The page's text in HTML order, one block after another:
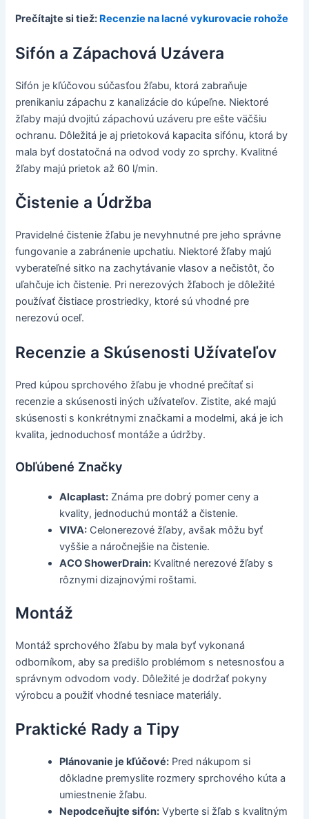
Prečítajte si tiež: Recenzie na lacné vykurovacie rohože
Sifón a Zápachová Uzávera
Sifón je kľúčovou súčasťou žľabu, ktorá zabraňuje
prenikaniu zápachu z kanalizácie do kúpeľne. Niektoré
žľaby majú dvojitú zápachovú uzáveru pre ešte väčšiu
ochranu. Dôležitá je aj prietoková kapacita sifónu, ktorá by
mala byť dostatočná na odvod vody zo sprchy. Kvalitné
žľaby majú prietok až 60 l/min.
Čistenie a Údržba
Pravidelné čistenie žľabu je nevyhnutné pre jeho správne
fungovanie a zabránenie upchatiu. Niektoré žľaby majú
vyberateľné sitko na zachytávanie vlasov a nečistôt, čo
uľahčuje ich čistenie. Pri nerezových žľaboch je dôležité
používať čistiace prostriedky, ktoré sú vhodné pre
nerezovú oceľ.
Recenzie a Skúsenosti Užívateľov
Pred kúpou sprchového žľabu je vhodné prečítať si
recenzie a skúsenosti iných užívateľov. Zistite, aké majú
skúsenosti s konkrétnymi značkami a modelmi, aká je ich
kvalita, jednoduchosť montáže a údržby.
Obľúbené Značky
Alcaplast: Známa pre dobrý pomer ceny a
kvality, jednoduchú montáž a čistenie.
VIVA: Celonerezové žľaby, avšak môžu byť
vyššie a náročnejšie na čistenie.
ACO ShowerDrain: Kvalitné nerezové žľaby s
rôznymi dizajnovými roštami.
Montáž
Montáž sprchového žľabu by mala byť vykonaná
odborníkom, aby sa predišlo problémom s netesnosťou a
správnym odvodom vody. Dôležité je dodržať pokyny
výrobcu a použiť vhodné tesniace materiály.
Praktické Rady a Tipy
Plánovanie je kľúčové: Pred nákupom si
dôkladne premyslite rozmery sprchového kúta a
umiestnenie žľabu.
Nepodceňujte sifón: Vyberte si žľab s kvalitným